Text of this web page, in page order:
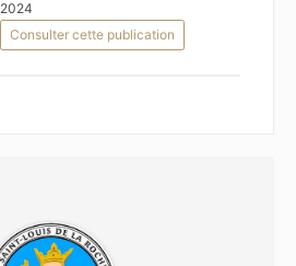
2024
Consulter cette publication